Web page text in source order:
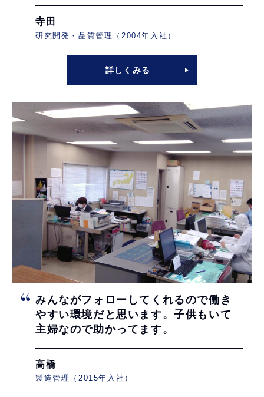
寺田
研究開発・品質管理（2004年入社）
詳しくみる
みんながフォローしてくれるので働き
やすい環境だと思います。子供もいて
主婦なので助かってます。
高橋
製造管理（2015年入社）